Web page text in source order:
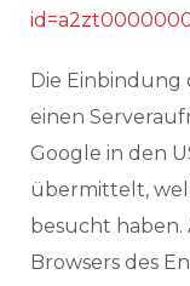
Die Einbindung
einen
Google in den
übermittelt,
besucht haben.
Browsers des